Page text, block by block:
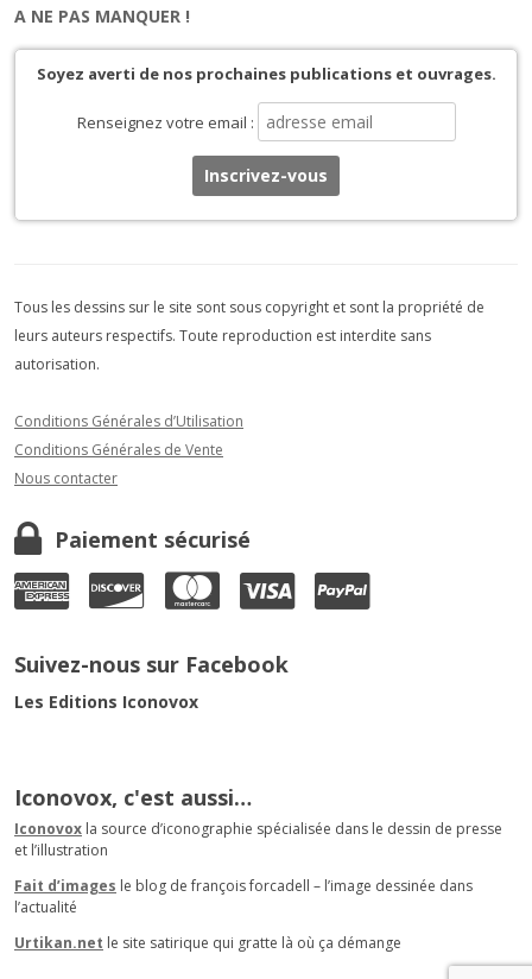
A NE PAS MANQUER !
Soyez averti de nos prochaines publications et ouvrages.
Renseignez votre email :
Tous les dessins sur le site sont sous copyright et sont la propriété de
leurs auteurs respectifs. Toute reproduction est interdite sans
autorisation.
Conditions Générales d’Utilisation
Conditions Générales de Vente
Nous contacter
Paiement sécurisé
Suivez-nous sur Facebook
Les Editions Iconovox
Iconovox, c'est aussi…
Iconovox la source d’iconographie spécialisée dans le dessin de presse
et l’illustration
Fait d’images le blog de françois forcadell – l’image dessinée dans
l’actualité
Urtikan.net le site satirique qui gratte là où ça démange